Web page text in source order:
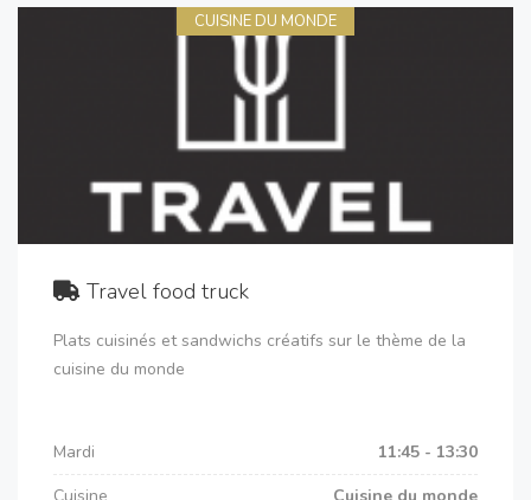
CUISINE DU MONDE
Travel food truck
Plats cuisinés et sandwichs créatifs sur le thème de la
cuisine du monde
Mardi
11:45 - 13:30